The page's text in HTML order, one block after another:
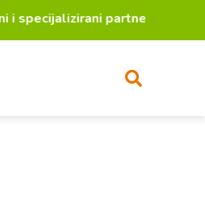
partneri za lakši život –